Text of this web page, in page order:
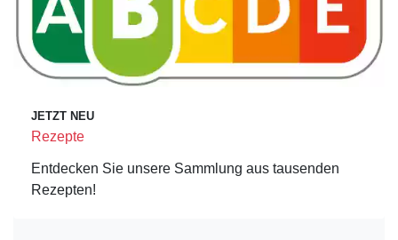
JETZT NEU
Rezepte
Entdecken Sie unsere Sammlung aus tausenden
Rezepten!